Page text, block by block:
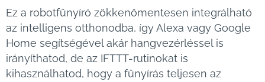
Ez a robotfűnyíró zökkenőmentesen integrálható
az intelligens otthonodba, így Alexa vagy Google
Home segítségével akár hangvezérléssel is
irányíthatod, de az IFTTT-rutinokat is
kihasználhatod, hogy a fűnyírás teljesen az